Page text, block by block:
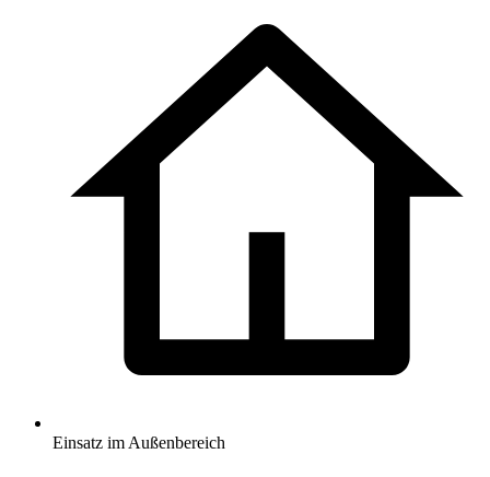
Einsatz im Außenbereich